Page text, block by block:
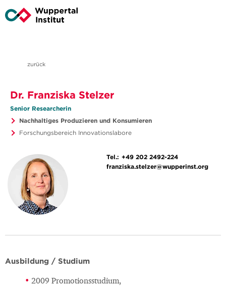
zurück
Dr. Franziska Stelzer
Senior Researcherin
Nachhaltiges Produzieren und Konsumieren
Forschungsbereich Innovationslabore
Tel.: +49 202 2492-224
franziska.stelzer@wupperinst.org
Ausbildung / Studium
2009 Promotionsstudium,